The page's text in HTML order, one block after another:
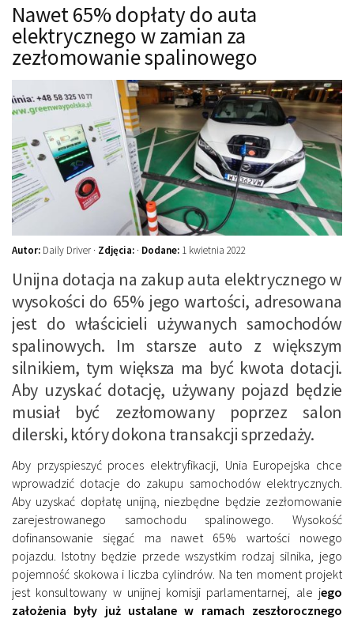
Technika jazdy
Oświetlenie
Kalkulatory
Przelicznik mocy
Auto z niemiec
Galerie
Nawet 65% dopłaty do auta
elektrycznego w zamian za
zezłomowanie spalinowego
Autor: Daily Driver · Zdjęcia: · Dodane: 1 kwietnia 2022
Unijna dotacja na zakup auta elektrycznego w
wysokości do 65% jego wartości, adresowana
jest do właścicieli używanych samochodów
spalinowych. Im starsze auto z większym
silnikiem, tym większa ma być kwota dotacji.
Aby uzyskać dotację, używany pojazd będzie
musiał być zezłomowany poprzez salon
dilerski, który dokona transakcji sprzedaży.
Aby przyspieszyć proces elektryfikacji, Unia Europejska chce
wprowadzić dotacje do zakupu samochodów elektrycznych.
Aby uzyskać dopłatę unijną, niezbędne będzie zezłomowanie
zarejestrowanego samochodu spalinowego. Wysokość
dofinansowanie sięgać ma nawet 65% wartości nowego
pojazdu. Istotny będzie przede wszystkim rodzaj silnika, jego
pojemność skokowa i liczba cylindrów. Na ten moment projekt
jest konsultowany w unijnej komisji parlamentarnej, ale jego
założenia były już ustalane w ramach zeszłorocznego